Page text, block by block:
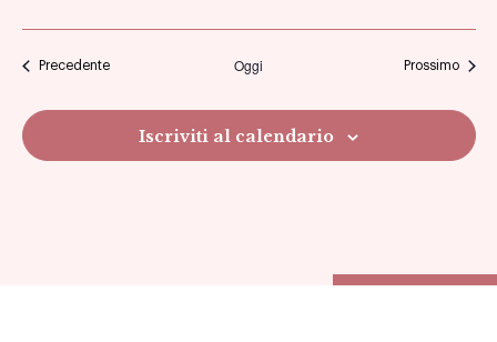
PrecedenteEventi Oggi ProssimoEventi
Iscriviti al calendario